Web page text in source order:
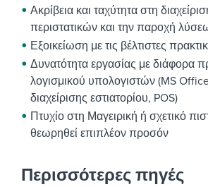
Ακρίβεια και ταχύτητα στη
περιστατικών και την παροχή
Εξοικείωση με τις βέλτιστες
Δυνατότητα εργασίας με διάφορα
λογισμικού υπολογιστών (MS
διαχείρισης εστιατορίου, POS)
Πτυχίο στη Μαγειρική ή σχετικό
θεωρηθεί επιπλέον προσόν
Περισσότερες πηγές